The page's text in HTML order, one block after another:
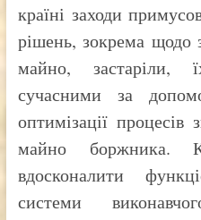
країні заходи
рішень, зокрема щодо
майно, застаріли,
сучасними за
оптимізації процесів
майно боржника.
вдосконалити
системи